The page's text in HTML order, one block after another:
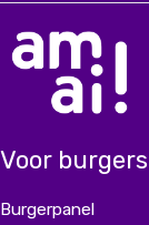
Voor burgers
Burgerpanel